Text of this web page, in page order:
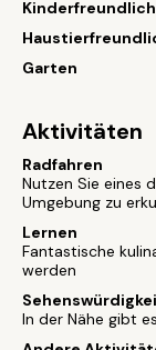
Kinderfreundlich
Garten
Aktivitäten
Radfahren
Nutzen Sie eines
Umgebung zu
Lernen
Fantastische
werden
In der Nähe gibt